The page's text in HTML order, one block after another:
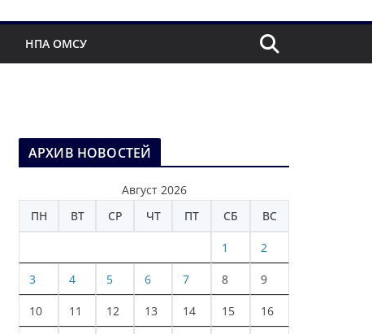
НПА ОМСУ
АРХИВ НОВОСТЕЙ
Август 2026
ПН
ВТ СР ЧТ ПТ СБ ВС
1 2
3 4 5 6 7 8 9
10 11 12 13 14 15 16